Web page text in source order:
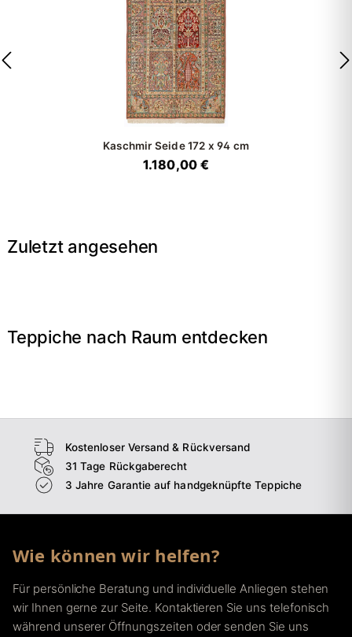
Kaschmir Seide 172 x 94 cm
1.180,00 €
Zuletzt angesehen
Teppiche nach Raum entdecken
Wohnzimmer
Kostenloser Versand & Rückversand
31 Tage Rückgaberecht
3 Jahre Garantie auf handgeknüpfte Teppiche
Wie können wir helfen?
Für persönliche Beratung und individuelle Anliegen stehen
wir Ihnen gerne zur Seite. Kontaktieren Sie uns telefonisch
während unserer Öffnungszeiten oder senden Sie uns